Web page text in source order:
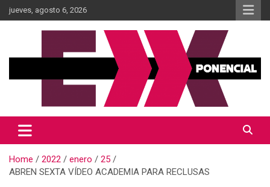
Skip
to
jueves, agosto 6, 2026
Diario Xponencial Mx
Home 2022 enero
25
ABREN SEXTA VÍDEO ACADEMIA PARA RECLUSAS